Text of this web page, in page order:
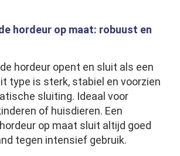
hordeur op maat: robuust en
hordeur opent en sluit als een
type is sterk, stabiel en voorzien
sluiting. Ideaal voor
of huisdieren. Een
op maat sluit altijd goed
tegen intensief gebruik.